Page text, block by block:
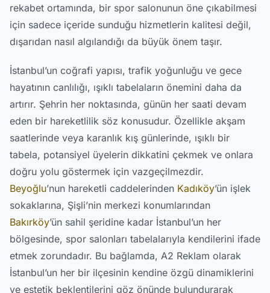
rekabet ortamında, bir spor salonunun öne çıkabilmesi
için sadece içeride sunduğu hizmetlerin kalitesi değil,
dışarıdan nasıl algılandığı da büyük önem taşır.
İstanbul’un coğrafi yapısı, trafik yoğunluğu ve gece
hayatının canlılığı, ışıklı tabelaların önemini daha da
artırır. Şehrin her noktasında, günün her saati devam
eden bir hareketlilik söz konusudur. Özellikle akşam
saatlerinde veya karanlık kış günlerinde, ışıklı bir
tabela, potansiyel üyelerin dikkatini çekmek ve onlara
doğru yolu göstermek için vazgeçilmezdir.
Beyoğlu’nun hareketli caddelerinden Kadıköy’ün işlek
sokaklarına, Şişli’nin merkezi konumlarından
Bakırköy’ün sahil şeridine kadar İstanbul’un her
bölgesinde, spor salonları tabelalarıyla kendilerini ifade
etmek zorundadır. Bu bağlamda, A2 Reklam olarak
İstanbul’un her bir ilçesinin kendine özgü dinamiklerini
ve estetik beklentilerini göz önünde bulundurarak